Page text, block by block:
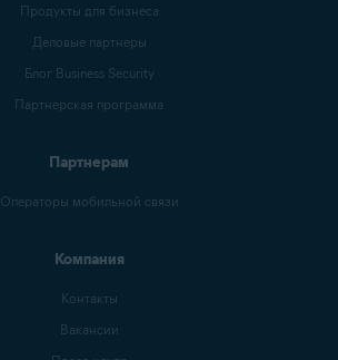
Продукты для бизнеса
Деловые партнеры
Блог Business Security
Партнерская программа
Партнерам
Операторы мобильной связи
Компания
Контакты
Вакансии